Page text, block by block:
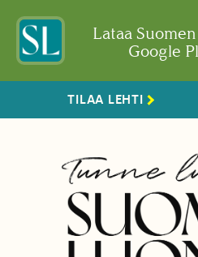
Lataa
Google
TILAA LEHTI